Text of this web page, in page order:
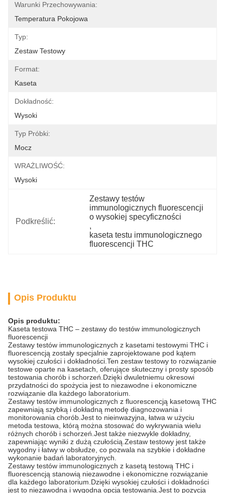
Warunki Przechowywania:
Temperatura Pokojowa
Typ:
Zestaw Testowy
Format:
Kaseta
Dokładność:
Wysoki
Typ Próbki:
Mocz
WRAŻLIWOŚĆ:
Wysoki
Podkreślić:
Zestawy testów
immunologicznych fluorescencji
o wysokiej specyficzności
,
kaseta testu immunologicznego
fluorescencji THC
Opis Produktu
Opis produktu:
Kaseta testowa THC – zestawy do testów immunologicznych
fluorescencji
Zestawy testów immunologicznych z kasetami testowymi THC i
fluorescencją zostały specjalnie zaprojektowane pod kątem
wysokiej czułości i dokładności.Ten zestaw testowy to rozwiązanie
testowe oparte na kasetach, oferujące skuteczny i prosty sposób
testowania chorób i schorzeń.Dzięki dwuletniemu okresowi
przydatności do spożycia jest to niezawodne i ekonomiczne
rozwiązanie dla każdego laboratorium.
Zestawy testów immunologicznych z fluorescencją kasetową THC
zapewniają szybką i dokładną metodę diagnozowania i
monitorowania chorób.Jest to nieinwazyjna, łatwa w użyciu
metoda testowa, którą można stosować do wykrywania wielu
różnych chorób i schorzeń.Jest także niezwykle dokładny,
zapewniając wyniki z dużą czułością.Zestaw testowy jest także
wygodny i łatwy w obsłudze, co pozwala na szybkie i dokładne
wykonanie badań laboratoryjnych.
Zestawy testów immunologicznych z kasetą testową THC i
fluorescencją stanowią niezawodne i ekonomiczne rozwiązanie
dla każdego laboratorium.Dzięki wysokiej czułości i dokładności
jest to niezawodna i wygodna opcja testowania.Jest to pozycja